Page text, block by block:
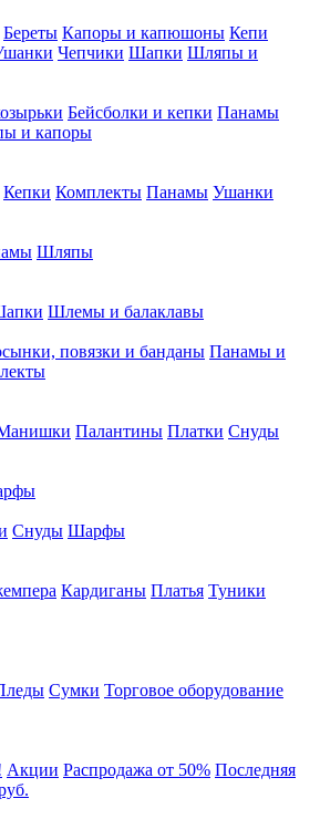
Береты Капоры и капюшоны Кепи
Чепчики Шапки Шляпы и
Бейсболки и кепки Панамы
и капоры
Кепки Комплекты Панамы Ушанки
Шляпы
Шлемы и балаклавы
повязки и банданы Панамы и
Палантины Платки Снуды
Снуды Шарфы
Кардиганы Платья Туники
Сумки Торговое оборудование
Акции Распродажа от 50% Последняя